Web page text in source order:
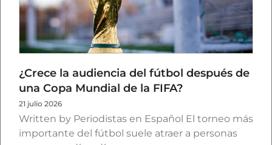
¿Crece la audiencia del fútbol después de
una Copa Mundial de la FIFA?
21 julio 2026
Written by Periodistas en Español El torneo más
importante del fútbol suele atraer a personas